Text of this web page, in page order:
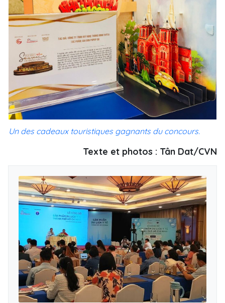
Un des cadeaux touristiques gagnants du concours.
Texte et photos : Tân Dat/CVN